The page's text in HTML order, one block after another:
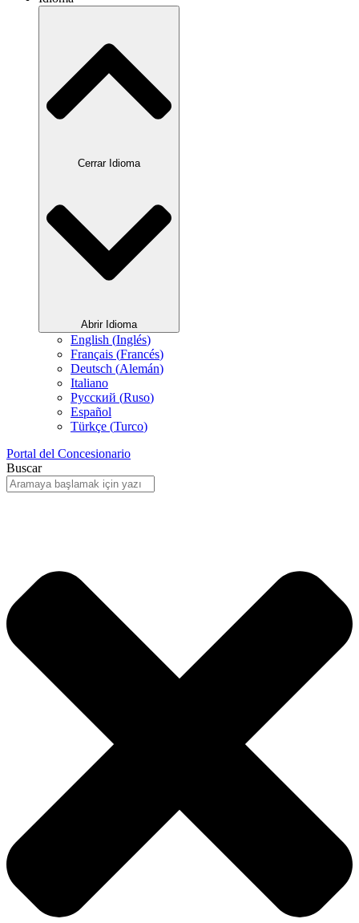
Cerrar Idioma
Abrir Idioma
English (Inglés)
Français (Francés)
Deutsch (Alemán)
Italiano
Русский (Ruso)
Español
Türkçe (Turco)
Portal del Concesionario
Buscar